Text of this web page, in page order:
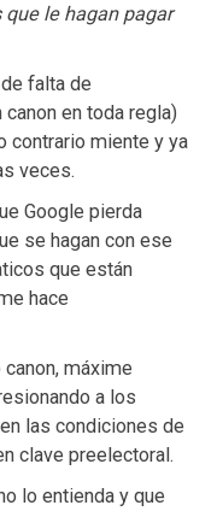
que le hagan pagar
falta de
en toda regla)
contrario miente y ya
veces.
Google pierda
se hagan con ese
que están
hace
máxime
a los
las condiciones de
clave preelectoral.
lo entienda y que